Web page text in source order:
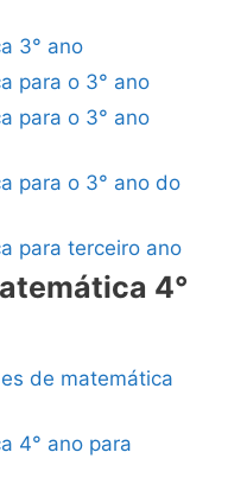
3° ano
para o 3° ano
para o 3° ano
para o 3° ano do
para terceiro ano
4°
de matemática
4° ano para